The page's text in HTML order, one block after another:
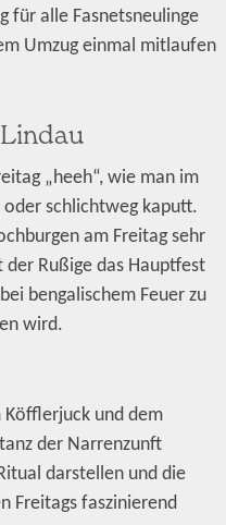
für alle Fasnetsneulinge
Umzug einmal mitlaufen
„heeh“, wie man im
schlichtweg kaputt.
am Freitag sehr
Rußige das Hauptfest
bengalischem Feuer zu
wird.
Köfflerjuck und dem
der Narrenzunft
darstellen und die
Freitags faszinierend